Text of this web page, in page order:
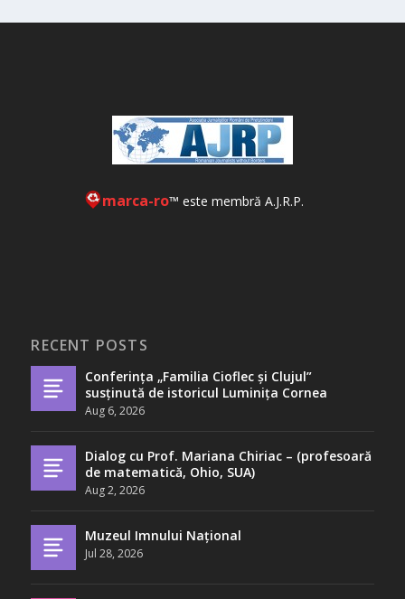
marca-ro™ este membră A.J.R.P.
RECENT POSTS
Conferința „Familia Cioflec și Clujul”
susținută de istoricul Luminița Cornea
Aug 6, 2026
Dialog cu Prof. Mariana Chiriac – (profesoară
de matematică, Ohio, SUA)
Aug 2, 2026
Muzeul Imnului Național
Jul 28, 2026